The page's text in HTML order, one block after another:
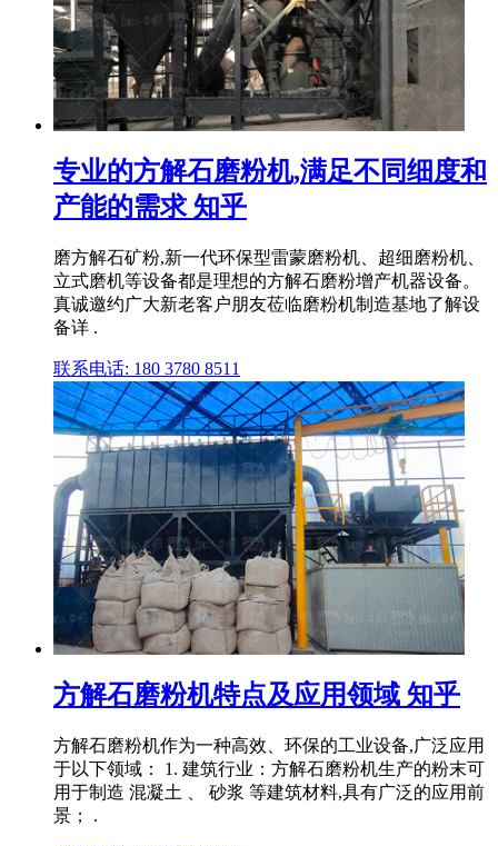
专业的方解石磨粉机,满足不同细度和
产能的需求 知乎
磨方解石矿粉,新一代环保型雷蒙磨粉机、超细磨粉机、
立式磨机等设备都是理想的方解石磨粉增产机器设备。
真诚邀约广大新老客户朋友莅临磨粉机制造基地了解设
备详 .
联系电话: 180 3780 8511
方解石磨粉机特点及应用领域 知乎
方解石磨粉机作为一种高效、环保的工业设备,广泛应用
于以下领域： 1. 建筑行业：方解石磨粉机生产的粉末可
用于制造 混凝土 、 砂浆 等建筑材料,具有广泛的应用前
景； .